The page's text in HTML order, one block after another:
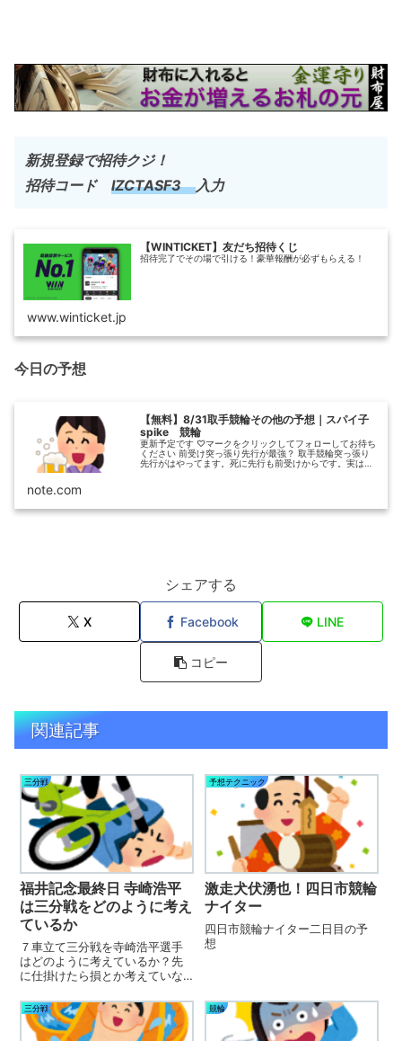
新規登録で招待クジ！
招待コード IZCTASF3入力
【WINTICKET】友だち招待くじ
招待完了でその場で引ける！豪華報酬が必ずもらえる！
www.winticket.jp
今日の予想
【無料】8/31取手競輪その他の予想｜スパイ子
spike 競輪
更新予定です ♡マークをクリックしてフォローしてお待ち
ください 前受け突っ張り先行が最強？ 取手競輪突っ張り
先行がはやってます。死に先行も前受けからです。実はこ
note.com
シェアする
X Facebook LINE
コピー
関連記事
三分戦
福井記念最終日 寺崎浩平
は三分戦をどのように考え
ているか
７車立て三分戦を寺崎浩平選手
はどのように考えているか？先
に仕掛けたら損とか考えていな
からならカマシて先行そして逃
げ切りが理想だけど本日のレー
スはどうなるでしょうか
予想テクニック
激走犬伏湧也！四日市競輪
ナイター
四日市競輪ナイター二日目の予
想
三分戦 競輪